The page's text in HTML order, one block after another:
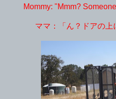
Mommy: "Mmm?
ママ：「ん？ドアの上